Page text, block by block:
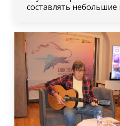
составлять